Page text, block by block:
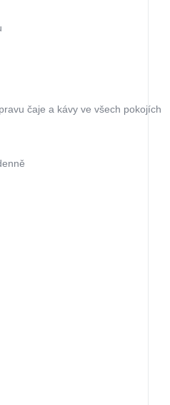
čaje a kávy ve všech pokojích